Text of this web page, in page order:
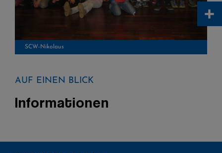
SCW-Nikolaus
AUF EINEN BLICK
Informationen
+